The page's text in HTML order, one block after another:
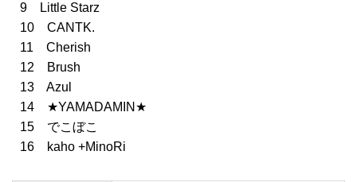
9 Little Starz
10 CANTK.
11 Cherish
12 Brush
13 Azul
14 ★YAMADAMIN★
15 でこぼこ
16 kaho +MinoRi